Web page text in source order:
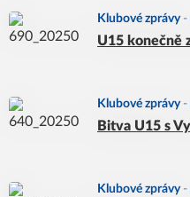
Klubové zprávy-
U15 konečně
Klubové zprávy-
Bitva U15 s
Klubové zprávy-